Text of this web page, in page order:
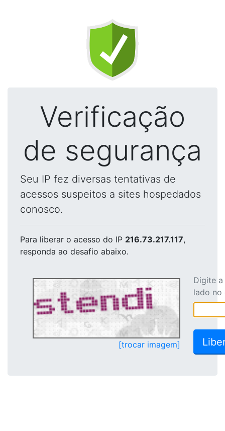
Verificação
de segurança
Seu IP fez diversas tentativas de
acessos suspeitos a sites hospedados
conosco.
Para liberar o acesso do IP 216.73.217.117,
responda ao desafio abaixo.
[trocar imagem]
Digite
lado no